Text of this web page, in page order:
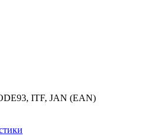
ITF, JAN (EAN)